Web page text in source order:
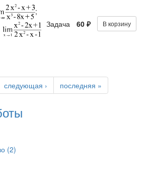
;
Задача 60 ₽ В корзину
следующая › последняя »
(2)